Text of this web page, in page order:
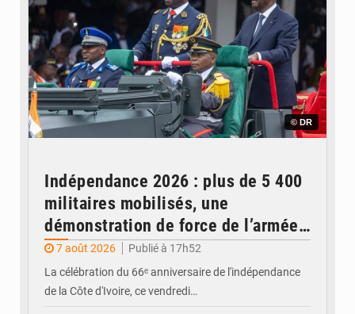
© DR
Indépendance 2026 : plus de 5 400
militaires mobilisés, une
démonstration de force de l’armée
ivoirienne à Yopougon
7 août 2026
Publié à 17h52
La célébration du 66ᵉ anniversaire de l'indépendance
de la Côte d'Ivoire, ce vendredi…